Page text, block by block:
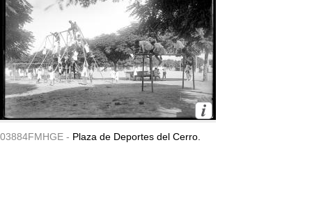
03884FMHGE - Plaza de Deportes del Cerro.